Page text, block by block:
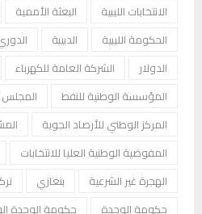
الانتخابات الليبية
البعثة الأممية
الحكومة الليبية
الدبيبة
الدولار
الشركة العامة للكهرباء
المؤسسة الوطنية للنفط
المجلس
المركز الوطني للأرصاد الجوية
المفوضية الوطنية العليا للانتخابات
الهجرة غير الشرعية
بنغازي
حكومة الوحدة
حكومة الوحدة